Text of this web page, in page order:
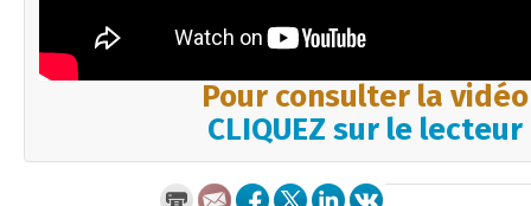
Pour consulter la vidéo
CLIQUEZ sur le lecteur